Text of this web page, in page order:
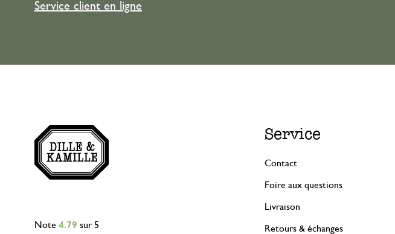
Service client en ligne
Note 4.79 sur 5
Service
Contact
Foire aux questions
Livraison
Retours & échanges